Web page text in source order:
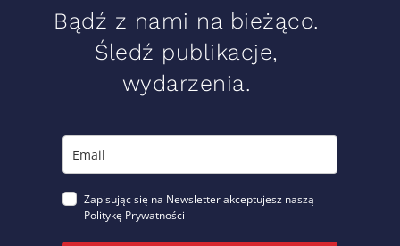
Bądź z nami na bieżąco.
Śledź publikacje,
wydarzenia.
Zapisując się na Newsletter akceptujesz naszą
Politykę Prywatności